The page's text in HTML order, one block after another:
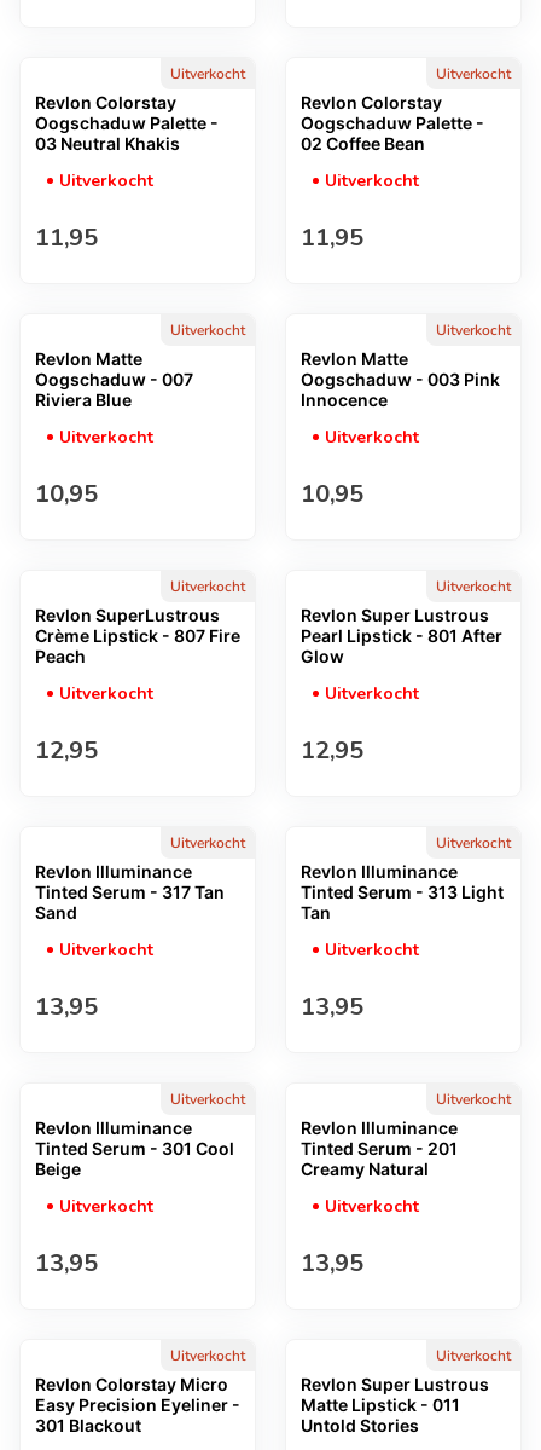
Uitverkocht
Revlon Colorstay
Oogschaduw Palette -
03 Neutral Khakis
Uitverkocht
Normale prijs
11,95
Uitverkocht
Revlon Colorstay
Oogschaduw Palette -
02 Coffee Bean
Uitverkocht
Normale prijs
11,95
Uitverkocht
Revlon Matte
Oogschaduw - 007
Riviera Blue
Uitverkocht
Normale prijs
10,95
Uitverkocht
Revlon Matte
Oogschaduw - 003 Pink
Innocence
Uitverkocht
Normale prijs
10,95
Uitverkocht
Revlon SuperLustrous
Crème Lipstick - 807 Fire
Peach
Uitverkocht
Normale prijs
12,95
Uitverkocht
Revlon Super Lustrous
Pearl Lipstick - 801 After
Glow
Uitverkocht
Normale prijs
12,95
Uitverkocht
Revlon Illuminance
Tinted Serum - 317 Tan
Sand
Uitverkocht
Normale prijs
13,95
Uitverkocht
Revlon Illuminance
Tinted Serum - 313 Light
Tan
Uitverkocht
Normale prijs
13,95
Uitverkocht
Revlon Illuminance
Tinted Serum - 301 Cool
Beige
Uitverkocht
Normale prijs
13,95
Uitverkocht
Revlon Illuminance
Tinted Serum - 201
Creamy Natural
Uitverkocht
Normale prijs
13,95
Uitverkocht
Revlon Colorstay Micro
Easy Precision Eyeliner -
301 Blackout
Uitverkocht
Revlon Super Lustrous
Matte Lipstick - 011
Untold Stories